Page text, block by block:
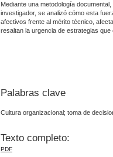
Mediante una metodología
investigador, se analizó cómo esta
afectivos frente al mérito técnico,
resaltan la urgencia de estrategias que
Palabras clave
Cultura organizacional; toma de
Texto completo:
PDF